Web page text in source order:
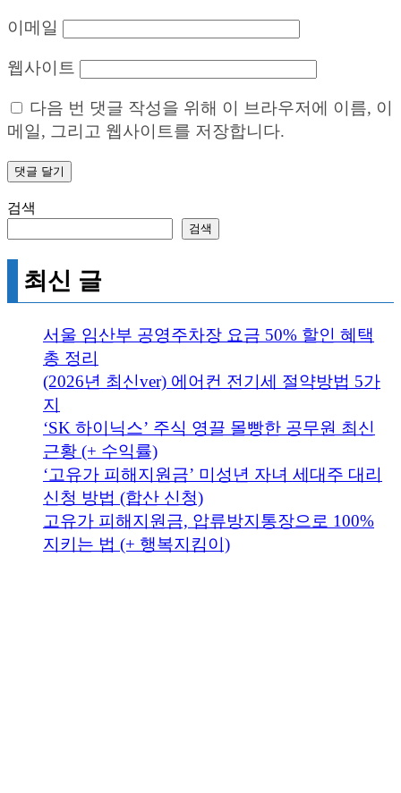
이메일
웹사이트
다음 번 댓글 작성을 위해 이 브라우저에 이름, 이
메일, 그리고 웹사이트를 저장합니다.
검색
검색
최신 글
서울 임산부 공영주차장 요금 50% 할인 혜택
총 정리
(2026년 최신ver) 에어컨 전기세 절약방법 5가
지
‘SK 하이닉스’ 주식 영끌 몰빵한 공무원 최신
근황 (+ 수익률)
‘고유가 피해지원금’ 미성년 자녀 세대주 대리
신청 방법 (합산 신청)
고유가 피해지원금, 압류방지통장으로 100%
지키는 법 (+ 행복지킴이)